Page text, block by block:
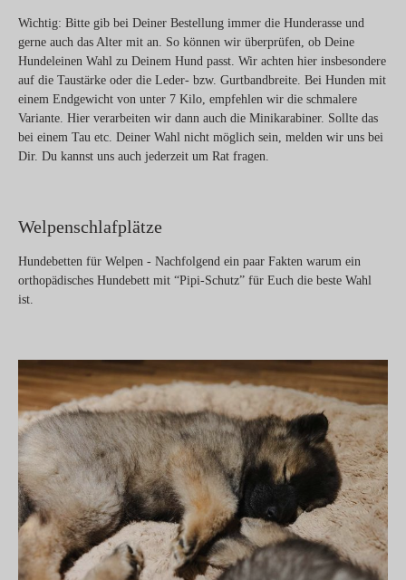
Wichtig: Bitte gib bei Deiner Bestellung immer die Hunderasse und
gerne auch das Alter mit an. So können wir überprüfen, ob Deine
Hundeleinen Wahl zu Deinem Hund passt. Wir achten hier insbesondere
auf die Taustärke oder die Leder- bzw. Gurtbandbreite. Bei Hunden mit
einem Endgewicht von unter 7 Kilo, empfehlen wir die schmalere
Variante. Hier verarbeiten wir dann auch die Minikarabiner. Sollte das
bei einem Tau etc. Deiner Wahl nicht möglich sein, melden wir uns bei
Dir. Du kannst uns auch jederzeit um Rat fragen.
Welpenschlafplätze
Hundebetten für Welpen - Nachfolgend ein paar Fakten warum ein
orthopädisches Hundebett mit “Pipi-Schutz” für Euch die beste Wahl
ist.